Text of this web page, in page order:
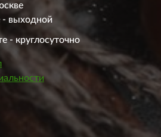
- выходной
- круглосуточно